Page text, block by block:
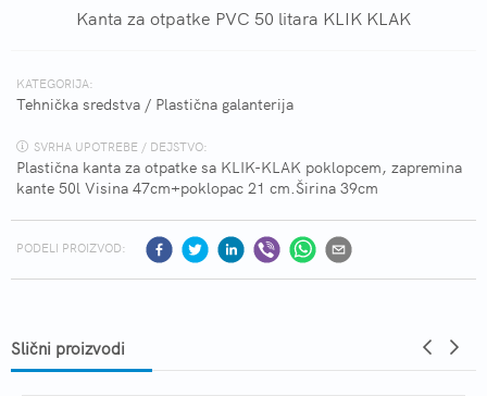
Kanta za otpatke PVC 50 litara KLIK KLAK
KATEGORIJA:
Tehnička sredstva / Plastična galanterija
SVRHA UPOTREBE / DEJSTVO:
Plastična kanta za otpatke sa KLIK-KLAK poklopcem, zapremina
kante 50l Visina 47cm+poklopac 21 cm.Širina 39cm
PODELI PROIZVOD:
Slični proizvodi